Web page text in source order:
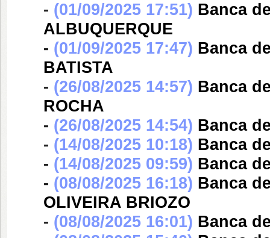
- (01/09/2025 17:51) Banca
ALBUQUERQUE
- (01/09/2025 17:47) Banca
BATISTA
- (26/08/2025 14:57) Banca
ROCHA
- (26/08/2025 14:54) Banca
- (14/08/2025 10:18) Banca
- (14/08/2025 09:59) Banca
- (08/08/2025 16:18) Banca
OLIVEIRA BRIOZO
- (08/08/2025 16:01) Banca